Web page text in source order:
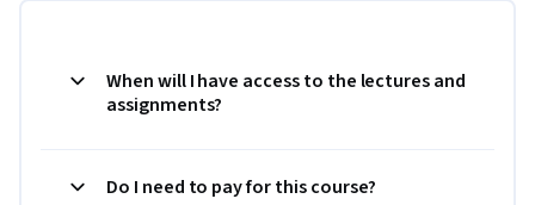
When will I have access to the lectures and
assignments?
Do I need to pay for this course?